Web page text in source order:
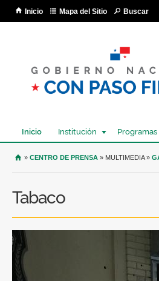
Inicio Mapa del Sitio Buscar
Inicio Institución
USTED SE ENCUENTRA
» CENTRO DE PRENSA » MULTIMEDIA »
Tabaco